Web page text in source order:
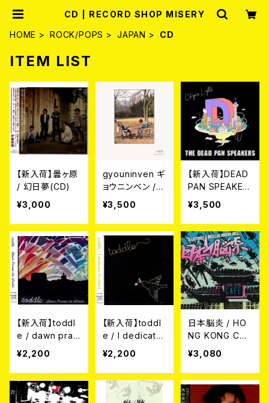
CD | RECORD SHOP MISERY
HOME
ROCK/POPS JAPAN CD
ITEM LIST
【新入荷】曇ヶ原
/ 幻日夢(CD)
¥3,000
gyouninven ギ
ョウニンベン /
本能動 (CD)
¥3,500
【新入荷】DEAD
PAN SPEAKER
S / Citizen's Li
ghts (CD)
¥3,500
【新入荷】toddl
e / dawn prais
e the world (C
¥2,200
【新入荷】toddl
e / I dedicate
D chord (CD)
¥2,200
日本脳炎 / HO
NG KONG CAF
E CD
¥3,080